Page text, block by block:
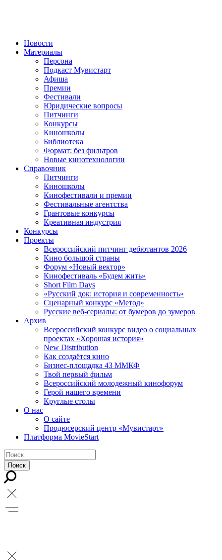
Новости
Материалы
Персона
Подкаст Мувистарт
Афиша
Премии
Фестивали
Юридические вопросы
Питчинги
Конкурсы
Киношколы
Библиотека
Формат: без фильтров
Новые кинотехнологии
Справочник
Питчинги
Киношколы
Кинофестивали и премии
Фестивальные агентства
Грантовые конкурсы
Креативная индустрия
Конкурсы
Проекты
Всероссийский питчинг дебютантов 2026
Кино большой страны
Форум «Новый вектор»
Кинофестиваль «Будем жить»
Short Film Days
«Русский док: история и современность»
Сценарный конкурс «Метод»
Русские веб-сериалы: от бумеров до зумеров
Архив
Всероссийский конкурс видео о социальных
проектах «Хорошая история»
New Distribution
Как создаётся кино
Бизнес-площадка 43 ММКФ
Твой первый фильм
Всероссийский молодежный кинофорум
Герой нашего времени
Круглые столы
О нас
О сайте
Продюсерский центр «Мувистарт»
Платформа MovieStart